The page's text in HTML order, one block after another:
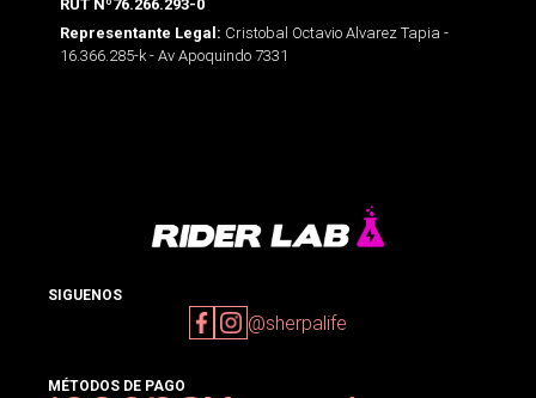
RUT Nº76.266.293-0
Representante Legal: Cristobal Octavio Alvarez Tapia -
16.366.285-k - Av Apoquindo 7331
SIGUENOS
@sherpalife
MÉTODOS DE PAGO